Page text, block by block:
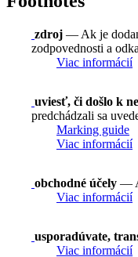
zdroj — Ak je
zodpovednosti a
Viac informácií
uviesť, či došlo k
predchádzali sa
Marking guide
Viac informácií
obchodné účely —
Viac informácií
usporadúvate,
Viac informácií